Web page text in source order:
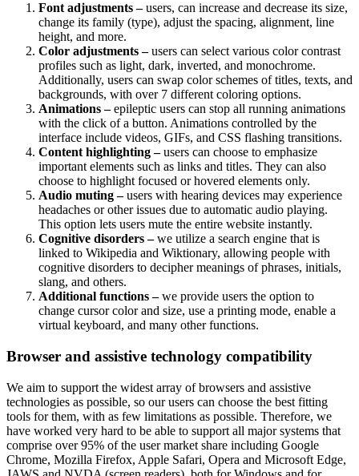
Font adjustments –users, can increase and decrease its size,
change its family (type), adjust the spacing, alignment, line
height, and more.
Color adjustments –users can select various color contrast
profiles such as light, dark, inverted, and monochrome.
Additionally, users can swap color schemes of titles, texts, and
backgrounds, with over 7 different coloring options.
Animations –epileptic users can stop all running animations
with the click of a button. Animations controlled by the
interface include videos, GIFs, and CSS flashing transitions.
Content highlighting –users can choose to emphasize
important elements such as links and titles. They can also
choose to highlight focused or hovered elements only.
Audio muting –users with hearing devices may experience
headaches or other issues due to automatic audio playing.
This option lets users mute the entire website instantly.
Cognitive disorders –we utilize a search engine that is
linked to Wikipedia and Wiktionary, allowing people with
cognitive disorders to decipher meanings of phrases, initials,
slang, and others.
Additional functions –we provide users the option to
change cursor color and size, use a printing mode, enable a
virtual keyboard, and many other functions.
Browser and assistive technology compatibility
We aim to support the widest array of browsers and assistive
technologies as possible, so our users can choose the best fitting
tools for them, with as few limitations as possible. Therefore, we
have worked very hard to be able to support all major systems that
comprise over 95% of the user market share including Google
Chrome, Mozilla Firefox, Apple Safari, Opera and Microsoft Edge,